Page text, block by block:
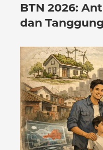
BTN 2026:
dan